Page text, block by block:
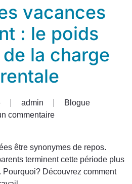
vacances
: le poids
la charge
admin
Blogue
commentaire
être synonymes de repos.
terminent cette période plus
Pourquoi? Découvrez comment